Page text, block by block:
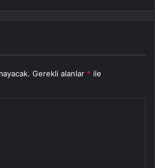
Gerekli alanlar * ile